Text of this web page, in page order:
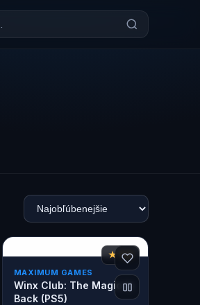
★ 7,2
MAXIMUM GAMES
Winx Club: The Magic is
Back (PS5)